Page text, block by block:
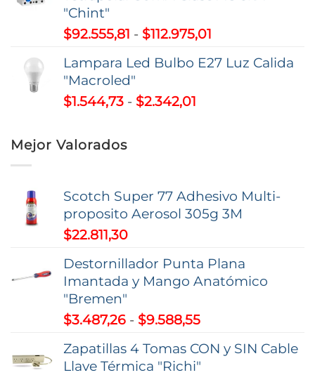
$26.493,00
"Chint"
$92.555,81 - $112.975,01
precios:
Lampara Led Bulbo E27 Luz Calida
"Macroled"
$1.544,73 - $2.342,01
hasta
$2.342,01
Mejor Valorados
Scotch Super 77 Adhesivo Multi-
proposito Aerosol 305g 3M
$22.811,30
Destornillador Punta Plana
Imantada y Mango Anatómico
"Bremen"
$3.487,26 - $9.588,55Rango
precios:
Zapatillas 4 Tomas CON y SIN Cable
Llave Térmica "Richi"